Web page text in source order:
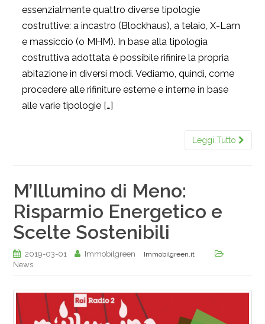
essenzialmente quattro diverse tipologie
costruttive: a incastro (Blockhaus), a telaio, X-Lam
e massiccio (o MHM). In base alla tipologia
costruttiva adottata è possibile rifinire la propria
abitazione in diversi modi. Vediamo, quindi, come
procedere alle rifiniture esterne e interne in base
alle varie tipologie […]
Leggi Tutto
M’Illumino di Meno:
Risparmio Energetico e
Scelte Sostenibili
2019-03-01 Immobilgreen Immobilgreen.it
News